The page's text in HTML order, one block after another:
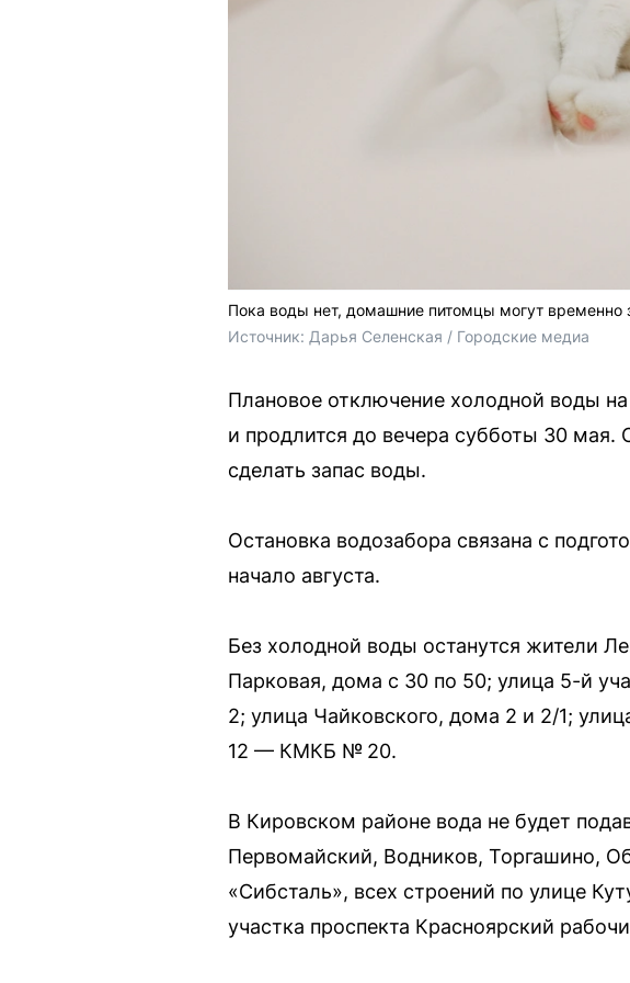
Пока воды нет, домашние питомцы могут временно
Источник: Дарья Селенская / Городские медиа
Плановое отключение холодной воды
и продлится до вечера субботы 30
сделать запас воды.
Остановка водозабора связана с
начало августа.
Без холодной воды останутся жители
Парковая, дома с 30 по 50; улица 5-й
2; улица Чайковского, дома 2 и 2/1;
12 — КМКБ № 20.
В Кировском районе вода не будет
Первомайский, Водников, Торгашино,
«Сибсталь», всех строений по улице
участка проспекта Красноярский